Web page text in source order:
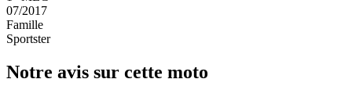
07/2017
Famille
Sportster
Notre avis sur cette moto